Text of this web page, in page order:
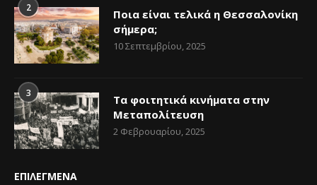
2
Ποια είναι τελικά η Θεσσαλονίκη
σήμερα;
10 Σεπτεμβρίου, 2025
3
Τα φοιτητικά κινήματα στην
Μεταπολίτευση
2 Φεβρουαρίου, 2025
ΕΠΙΛΕΓΜΕΝΑ